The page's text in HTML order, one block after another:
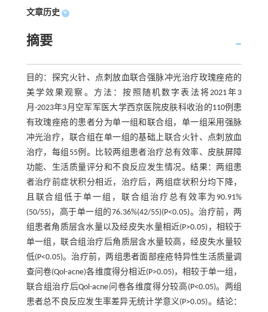
文章历史 +
摘要
目的：探究火针、点刺放血联合强脉冲光治疗玫瑰痤疮的
美学效果观察。方法：按照随机数字表法将2021年3
月-2023年3月空军军医大学西京医院皮肤科收治的110例患
有玫瑰痤疮的患者分为单一组和联合组，单一组采用强脉
冲光治疗，联合组在单一组的基础上联合火针、点刺放血
治疗，每组55例。比较两组患者治疗总有效率、皮肤屏障
功能、生活质量评分和不良反应发生情况。结果：两组患
者治疗前症状积分相近，治疗后，两组症状积分均下降，
且联合组低于单一组，联合组治疗总有效率为90.91%
(50/55)，高于单一组的76.36%(42/55)(P<0.05)。治疗前，两
组患者角质层含水量以及经皮失水量相近(P>0.05)，相较于
单一组，联合组治疗后角质层含水量较高，经皮失水量较
低(P<0.05)。治疗前，两组患者面部痤疮特异性生活质量调
查问卷(Qol-acne)各维度得分相近(P>0.05)，相较于单一组，
联合组治疗后Qol-acne问卷各维度得分较高(P<0.05)。两组
患者总不良反应发生率差异无统计学意义(P>0.05)。结论：